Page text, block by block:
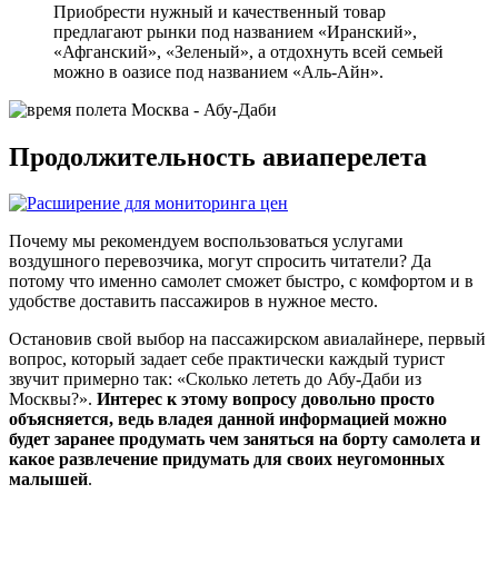
Приобрести нужный и качественный товар
предлагают рынки под названием «Иранский»,
«Афганский», «Зеленый», а отдохнуть всей семьей
можно в оазисе под названием «Аль-Айн».
Продолжительность авиаперелета
Почему мы рекомендуем воспользоваться услугами
воздушного перевозчика, могут спросить читатели? Да
потому что именно самолет сможет быстро, с комфортом и в
удобстве доставить пассажиров в нужное место.
Остановив свой выбор на пассажирском авиалайнере, первый
вопрос, который задает себе практически каждый турист
звучит примерно так: «Сколько лететь до Абу-Даби из
Москвы?». Интерес к этому вопросу довольно просто
объясняется, ведь владея данной информацией можно
будет заранее продумать чем заняться на борту самолета и
какое развлечение придумать для своих неугомонных
малышей.